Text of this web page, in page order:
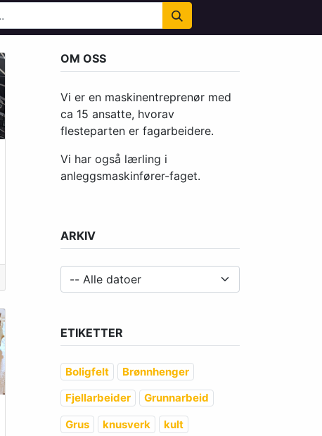
OM OSS
Vi er en maskinentreprenør med
ca 15 ansatte, hvorav
flesteparten er fagarbeidere.
Vi har også lærling i
anleggsmaskinfører-faget.
ARKIV
ETIKETTER
Boligfelt
Brønnhenger
Fjellarbeider
Grunnarbeid
Grus
knusverk kult